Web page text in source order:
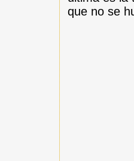
que no se